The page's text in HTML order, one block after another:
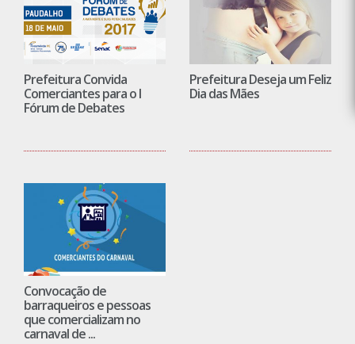
Prefeitura Convida
Comerciantes para o I
Fórum de Debates
Prefeitura Deseja um Feliz
Dia das Mães
Convocação de
barraqueiros e pessoas
que comercializam no
carnaval de ...